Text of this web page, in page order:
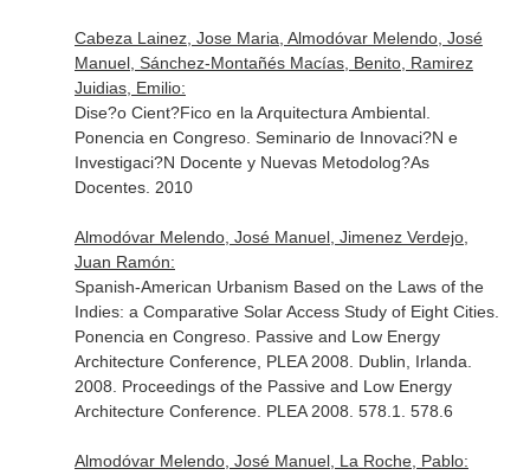
Cabeza Lainez, Jose Maria, Almodóvar Melendo, José
Manuel, Sánchez-Montañés Macías, Benito, Ramirez
Juidias, Emilio:
Dise?o Cient?Fico en la Arquitectura Ambiental.
Ponencia en Congreso. Seminario de Innovaci?N e
Investigaci?N Docente y Nuevas Metodolog?As
Docentes. 2010
Almodóvar Melendo, José Manuel, Jimenez Verdejo,
Juan Ramón:
Spanish-American Urbanism Based on the Laws of the
Indies: a Comparative Solar Access Study of Eight Cities.
Ponencia en Congreso. Passive and Low Energy
Architecture Conference, PLEA 2008. Dublin, Irlanda.
2008. Proceedings of the Passive and Low Energy
Architecture Conference. PLEA 2008. 578.1. 578.6
Almodóvar Melendo, José Manuel, La Roche, Pablo: